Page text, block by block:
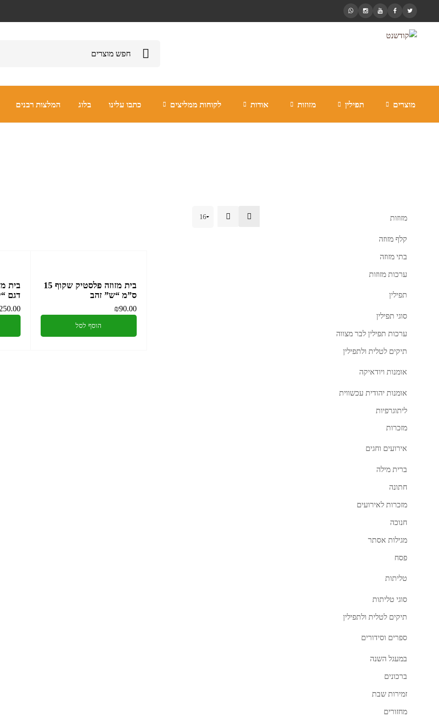
מוצרים תפילין מזוזות אודות לקוחות ממליצים כתבו עלינו בלוג המלצות רבנים
מזוזות
קלף מזוזה
בתי מזוזה
ערכות מזוזות
תפילין
סוגי תפילין
ערכות תפילין לבר מצווה
תיקים לטלית ולתפילין
אומנות ויודאיקה
אומנות יהודית עכשווית
ליתוגרפיות
מזכרות
אירועים וחגים
ברית מילה
חתונה
מזכרות לאירועים
חנוכה
מגילות אסתר
פסח
טליתות
סוגי טליתות
תיקים לטלית ולתפילין
ספרים וסידורים
במעגל השנה
ברכונים
זמירות שבת
מחזורים
בית
דגם
250.00
בית מזוזה פלסטיק שקוף 15
ס”מ “ש” זהב
₪90.00
הוסף לסל